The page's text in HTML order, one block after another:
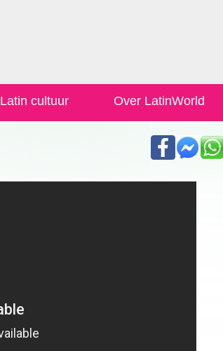
Latin cultuur Over LatinWorld